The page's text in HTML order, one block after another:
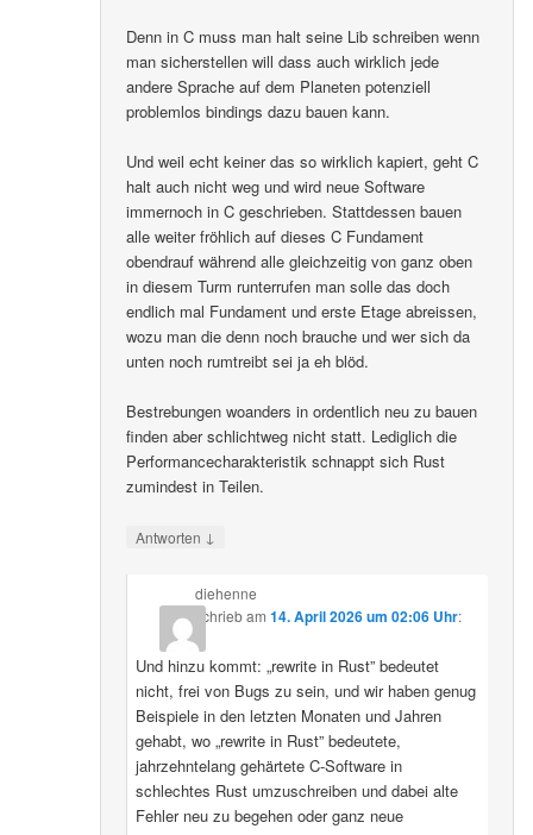
Denn in C muss man halt seine Lib schreiben wenn
man sicherstellen will dass auch wirklich jede
andere Sprache auf dem Planeten potenziell
problemlos bindings dazu bauen kann.
Und weil echt keiner das so wirklich kapiert, geht C
halt auch nicht weg und wird neue Software
immernoch in C geschrieben. Stattdessen bauen
alle weiter fröhlich auf dieses C Fundament
obendrauf während alle gleichzeitig von ganz oben
in diesem Turm runterrufen man solle das doch
endlich mal Fundament und erste Etage abreissen,
wozu man die denn noch brauche und wer sich da
unten noch rumtreibt sei ja eh blöd.
Bestrebungen woanders in ordentlich neu zu bauen
finden aber schlichtweg nicht statt. Lediglich die
Performancecharakteristik schnappt sich Rust
zumindest in Teilen.
Antworten ↓
diehenne
schriebam 14. April 2026 um 02:06 Uhr:
Und hinzu kommt: „rewrite in Rust” bedeutet
nicht, frei von Bugs zu sein, und wir haben genug
Beispiele in den letzten Monaten und Jahren
gehabt, wo „rewrite in Rust” bedeutete,
jahrzehntelang gehärtete C-Software in
schlechtes Rust umzuschreiben und dabei alte
Fehler neu zu begehen oder ganz neue